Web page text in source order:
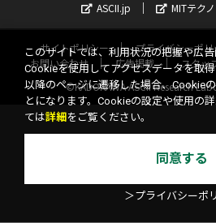
ASCII.jp
MITテク
サイトポリシー プライバシーポリ
お問い合わせ
広告掲載 スタッ
©KADOKAWA ASCII Research
このサイトでは、利用状況の把握や広告
Cookieを使用してアクセスデータを取
以降のページに遷移した場合、Cookie
とになります。Cookieの設定や使用の
ては詳細 をご覧ください。
同意する
＞プライバシーポ